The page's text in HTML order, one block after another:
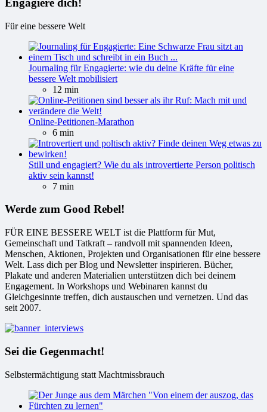
Engagiere dich!
Für eine bessere Welt
Journaling für Engagierte: wie du deine Kräfte für eine
bessere Welt mobilisiert
12 min
Online-Petitionen-Marathon
6 min
Still und engagiert? Wie du als introvertierte Person politisch
aktiv sein kannst!
7 min
Werde zum Good Rebel!
FÜR EINE BESSERE WELT ist die Plattform für Mut,
Gemeinschaft und Tatkraft – randvoll mit spannenden Ideen,
Menschen, Aktionen, Projekten und Organisationen für eine bessere
Welt. Lass dich per Blog und Newsletter inspirieren. Bücher,
Plakate und anderen Materialien unterstützen dich bei deinem
Engagement. In Workshops und Webinaren kannst du
Gleichgesinnte treffen, dich austauschen und vernetzen. Und das
seit 2007.
Sei die Gegenmacht!
Selbstermächtigung statt Machtmissbrauch